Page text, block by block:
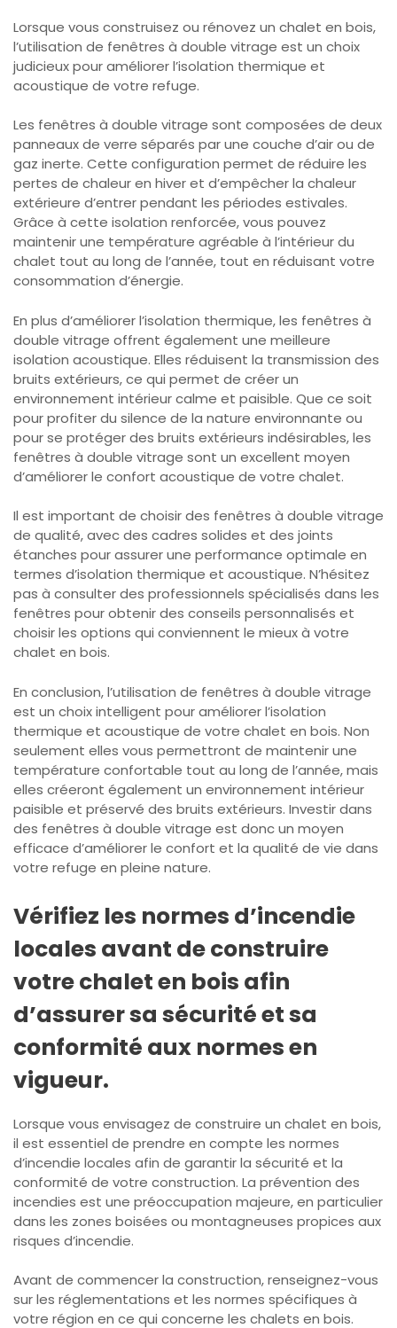
Lorsque vous construisez ou rénovez un chalet en bois,
l’utilisation de fenêtres à double vitrage est un choix
judicieux pour améliorer l’isolation thermique et
acoustique de votre refuge.
Les fenêtres à double vitrage sont composées de deux
panneaux de verre séparés par une couche d’air ou de
gaz inerte. Cette configuration permet de réduire les
pertes de chaleur en hiver et d’empêcher la chaleur
extérieure d’entrer pendant les périodes estivales.
Grâce à cette isolation renforcée, vous pouvez
maintenir une température agréable à l’intérieur du
chalet tout au long de l’année, tout en réduisant votre
consommation d’énergie.
En plus d’améliorer l’isolation thermique, les fenêtres à
double vitrage offrent également une meilleure
isolation acoustique. Elles réduisent la transmission des
bruits extérieurs, ce qui permet de créer un
environnement intérieur calme et paisible. Que ce soit
pour profiter du silence de la nature environnante ou
pour se protéger des bruits extérieurs indésirables, les
fenêtres à double vitrage sont un excellent moyen
d’améliorer le confort acoustique de votre chalet.
Il est important de choisir des fenêtres à double vitrage
de qualité, avec des cadres solides et des joints
étanches pour assurer une performance optimale en
termes d’isolation thermique et acoustique. N’hésitez
pas à consulter des professionnels spécialisés dans les
fenêtres pour obtenir des conseils personnalisés et
choisir les options qui conviennent le mieux à votre
chalet en bois.
En conclusion, l’utilisation de fenêtres à double vitrage
est un choix intelligent pour améliorer l’isolation
thermique et acoustique de votre chalet en bois. Non
seulement elles vous permettront de maintenir une
température confortable tout au long de l’année, mais
elles créeront également un environnement intérieur
paisible et préservé des bruits extérieurs. Investir dans
des fenêtres à double vitrage est donc un moyen
efficace d’améliorer le confort et la qualité de vie dans
votre refuge en pleine nature.
Vérifiez les normes d’incendie
locales avant de construire
votre chalet en bois afin
d’assurer sa sécurité et sa
conformité aux normes en
vigueur.
Lorsque vous envisagez de construire un chalet en bois,
il est essentiel de prendre en compte les normes
d’incendie locales afin de garantir la sécurité et la
conformité de votre construction. La prévention des
incendies est une préoccupation majeure, en particulier
dans les zones boisées ou montagneuses propices aux
risques d’incendie.
Avant de commencer la construction, renseignez-vous
sur les réglementations et les normes spécifiques à
votre région en ce qui concerne les chalets en bois.